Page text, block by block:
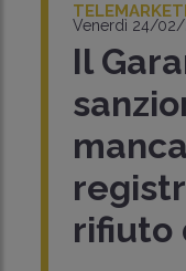
Venerdì 24/02/
Il
rifiuto